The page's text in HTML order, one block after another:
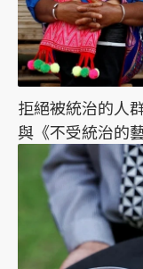
拒絕被統治的人
與《不受統治的